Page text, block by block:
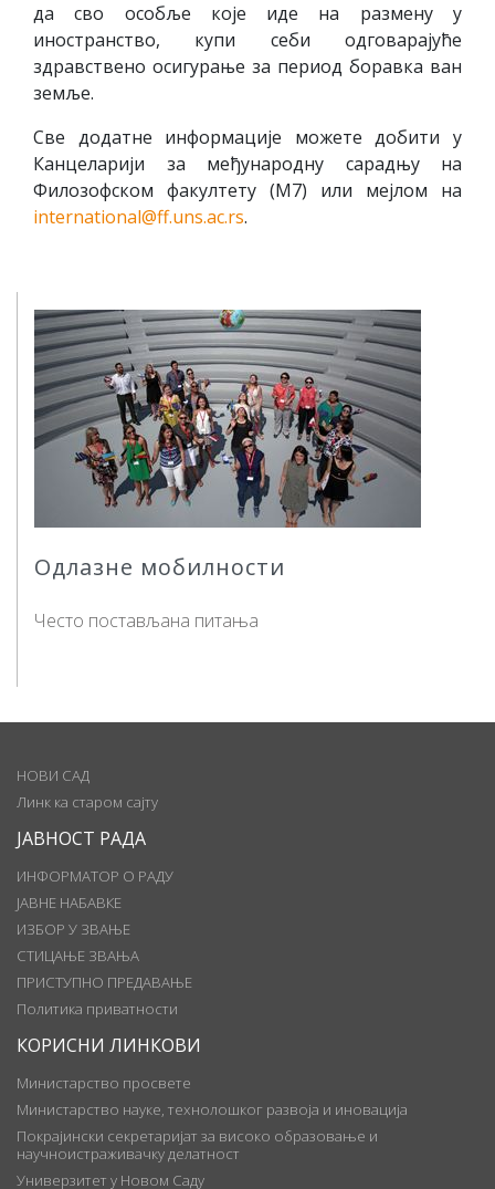
Одлазне мобилности
Често постављана питања
да сво особље које иде на размену у
иностранство, купи себи одговарајуће
здравствено осигурање за период боравка ван
земље.
Све додатне информације можете добити у
Канцеларији за међународну сарадњу на
Филозофском факултету (М7) или мејлом на
international@ff.uns.ac.rs.
НОВИ САД
Линк ка старом сајту
ЈАВНОСТ РАДА
ИНФОРМАТОР О РАДУ
ЈАВНЕ НАБАВКЕ
ИЗБОР У ЗВАЊЕ
СТИЦАЊЕ ЗВАЊА
ПРИСТУПНО ПРЕДАВАЊЕ
Политика приватности
КОРИСНИ ЛИНКОВИ
Министарство просвете
Министарство науке, технолошког развоја и иновација
Покрајински секретаријат за високо образовање и
научноистраживачку делатност
Универзитет у Новом Саду